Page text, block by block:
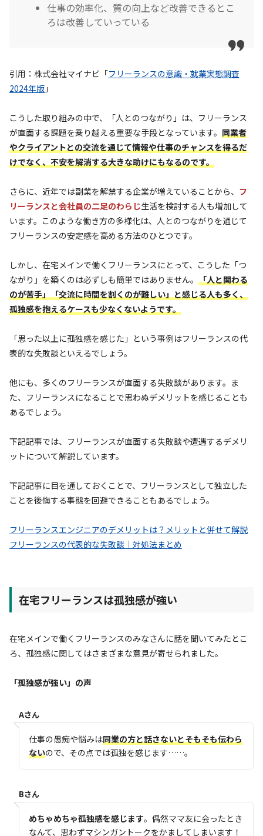
仕事の効率化、質の向上など改善できるとこ
ろは改善していっている
引用：株式会社マイナビ「フリーランスの意識・就業実態調査
2024年版 」
こうした取り組みの中で、「人とのつながり」は、フリーランス
が直面する課題を乗り越える重要な手段となっています。 同業者
やクライアントとの交流を通じて情報や仕事のチャンスを得るだ
けでなく、不安を解消する大きな助けにもなるのです。
さらに、近年では副業を解禁する企業が増えていることから、 フ
リーランスと会社員の二足のわらじ生活を検討する人も増加して
います。このような働き方の多様化は、人とのつながりを通じて
フリーランスの安定感を高める方法のひとつです。
しかし、在宅メインで働くフリーランスにとって、こうした「つ
ながり」を築くのは必ずしも簡単ではありません。 「人と関わる
のが苦手」「交流に時間を割くのが難しい」と感じる人も多く、
孤独感を抱えるケースも少なくないようです。
「思った以上に孤独感を感じた」という事例はフリーランスの代
表的な失敗談といえるでしょう。
他にも、多くのフリーランスが直面する失敗談があります。ま
た、フリーランスになることで思わぬデメリットを感じることも
あるでしょう。
下記記事では、フリーランスが直面する失敗談や遭遇するデメリ
ットについて解説しています。
下記記事に目を通しておくことで、フリーランスとして独立した
ことを後悔する事態を回避できることもあるでしょう。
フリーランスエンジニアのデメリットは？メリットと併せて解説
フリーランスの代表的な失敗談｜対処法まとめ
在宅フリーランスは孤独感が強い
在宅メインで働くフリーランスのみなさんに話を聞いてみたとこ
ろ、孤独感に関してはさまざまな意見が寄せられました。
「孤独感が強い」の声
Aさん
仕事の愚痴や悩みは同業の方と話さないとそもそも伝わら
ないので、その点では孤独を感じます……。
Bさん
めちゃめちゃ孤独感を感じます。偶然ママ友に会ったとき
なんて、思わずマシンガントークをかましてしまいます！